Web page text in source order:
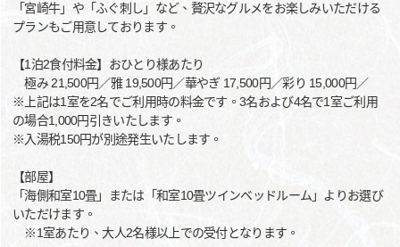
「宮崎牛」や「ふぐ刺し」など、贅沢なグルメをお楽しみいただける
プランもご用意しております。
【1泊2食付料金】おひとり様あたり
極み 21,500円／雅 19,500円／華やぎ 17,500円／彩り 15,000円／
※上記は1室を2名でご利用時の料金です。3名および4名で1室ご利用
の場合1,000円引きいたします。
※入湯税150円が別途発生いたします。
【部屋】
「海側和室10畳」または「和室10畳ツインベッドルーム」よりお選び
いただけます。
※1室あたり、大人2名様以上での受付となります。